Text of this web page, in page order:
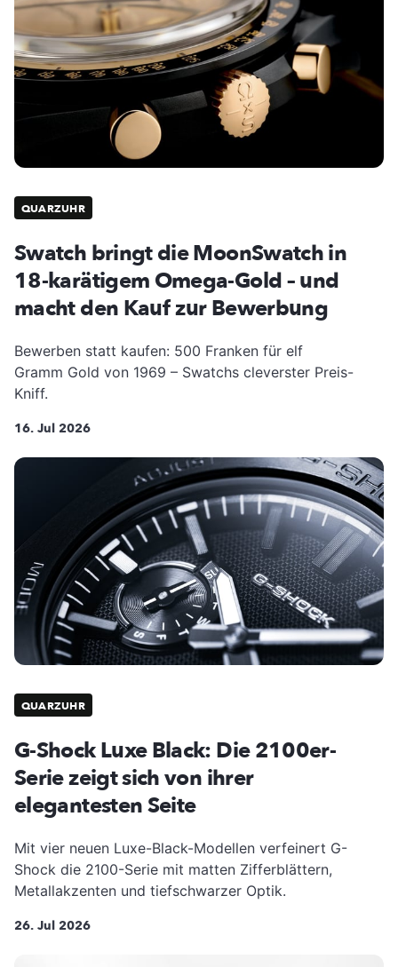
QUARZUHR
Swatch bringt die MoonSwatch in
18-karätigem Omega-Gold – und
macht den Kauf zur Bewerbung
Bewerben statt kaufen: 500 Franken für elf
Gramm Gold von 1969 – Swatchs cleverster Preis-
Kniff.
16. Jul 2026
QUARZUHR
G-Shock Luxe Black: Die 2100er-
Serie zeigt sich von ihrer
elegantesten Seite
Mit vier neuen Luxe-Black-Modellen verfeinert G-
Shock die 2100-Serie mit matten Zifferblättern,
Metallakzenten und tiefschwarzer Optik.
26. Jul 2026